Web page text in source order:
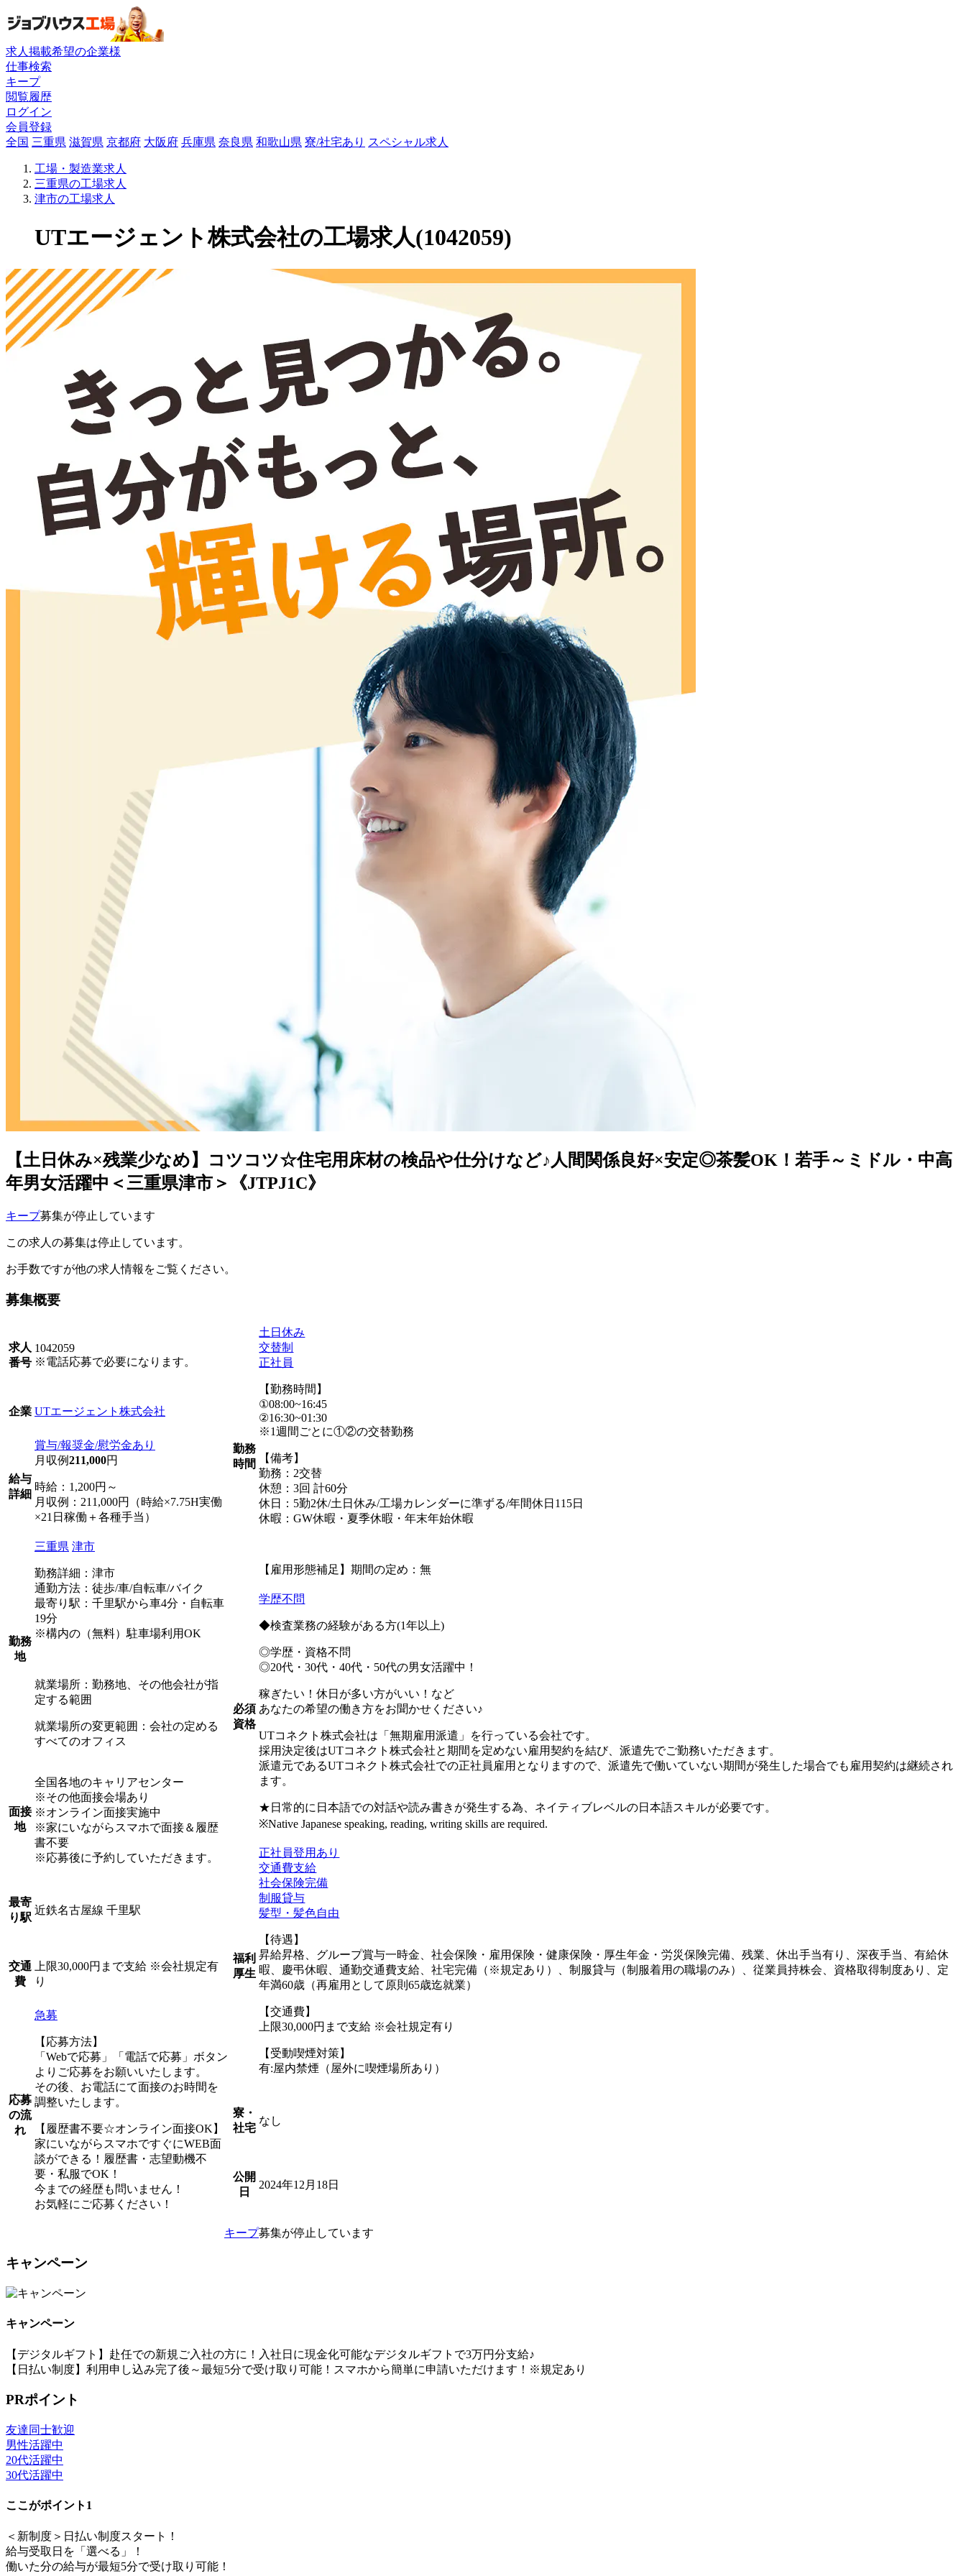
求人掲載希望の企業様
仕事検索
キープ
閲覧履歴
ログイン
会員登録
全国 三重県 滋賀県 京都府 大阪府 兵庫県 奈良県 和歌山県 寮/社宅あり スペシャル求人
工場・製造業求人
三重県の工場求人
津市の工場求人
UTエージェント株式会社の工場求人(1042059)
【土日休み×残業少なめ】コツコツ☆住宅用床材の検品や仕分けなど♪人間関係良好×安定◎茶髪OK！若手～ミドル・中高
年男女活躍中＜三重県津市＞《JTPJ1C》
キープ募集が停止しています
この求人の募集は停止しています。
お手数ですが他の求人情報をご覧ください。
募集概要
求人
番号
1042059
※電話応募で必要になります。
企業 UTエージェント株式会社
給与
詳細
賞与/報奨金/慰労金あり
月収例211,000円
時給：1,200円～
月収例：211,000円（時給×7.75H実働
×21日稼働＋各種手当）
勤務
地
三重県 津市
勤務詳細：津市
通勤方法：徒歩/車/自転車/バイク
最寄り駅：千里駅から車4分・自転車
19分
※構内の（無料）駐車場利用OK
就業場所：勤務地、その他会社が指
定する範囲
就業場所の変更範囲：会社の定める
すべてのオフィス
面接
地
全国各地のキャリアセンター
※その他面接会場あり
※オンライン面接実施中
※家にいながらスマホで面接＆履歴
書不要
※応募後に予約していただきます。
最寄
り駅
近鉄名古屋線 千里駅
交通
費
上限30,000円まで支給 ※会社規定有
り
応募
の流
れ
急募
【応募方法】
「Webで応募」「電話で応募」ボタン
よりご応募をお願いいたします。
その後、お電話にて面接のお時間を
調整いたします。
【履歴書不要☆オンライン面接OK】
家にいながらスマホですぐにWEB面
談ができる！履歴書・志望動機不
要・私服でOK！
今までの経歴も問いません！
お気軽にご応募ください！
勤務
時間
土日休み
交替制
正社員
【勤務時間】
①08:00~16:45
②16:30~01:30
※1週間ごとに①②の交替勤務
【備考】
勤務：2交替
休憩：3回 計60分
休日：5勤2休/土日休み/工場カレンダーに準ずる/年間休日115日
休暇：GW休暇・夏季休暇・年末年始休暇
【雇用形態補足】期間の定め：無
必須
資格
学歴不問
◆検査業務の経験がある方(1年以上)
◎学歴・資格不問
◎20代・30代・40代・50代の男女活躍中！
稼ぎたい！休日が多い方がいい！など
あなたの希望の働き方をお聞かせください♪
UTコネクト株式会社は「無期雇用派遣」を行っている会社です。
採用決定後はUTコネクト株式会社と期間を定めない雇用契約を結び、派遣先でご勤務いただきます。
派遣元であるUTコネクト株式会社での正社員雇用となりますので、派遣先で働いていない期間が発生した場合でも雇用契約は継続され
ます。
★日常的に日本語での対話や読み書きが発生する為、ネイティブレベルの日本語スキルが必要です。
※Native Japanese speaking, reading, writing skills are required.
福利
厚生
正社員登用あり
交通費支給
社会保険完備
制服貸与
髪型・髪色自由
【待遇】
昇給昇格、グループ賞与一時金、社会保険・雇用保険・健康保険・厚生年金・労災保険完備、残業、休出手当有り、深夜手当、有給休
暇、慶弔休暇、通勤交通費支給、社宅完備（※規定あり）、制服貸与（制服着用の職場のみ）、従業員持株会、資格取得制度あり、定
年満60歳（再雇用として原則65歳迄就業）
【交通費】
上限30,000円まで支給 ※会社規定有り
【受動喫煙対策】
有:屋内禁煙（屋外に喫煙場所あり）
寮・
社宅
なし
公開
日
2024年12月18日
キープ募集が停止しています
キャンペーン
キャンペーン
【デジタルギフト】赴任での新規ご入社の方に！入社日に現金化可能なデジタルギフトで3万円分支給♪
【日払い制度】利用申し込み完了後～最短5分で受け取り可能！スマホから簡単に申請いただけます！※規定あり
PRポイント
友達同士歓迎
男性活躍中
20代活躍中
30代活躍中
ここがポイント1
＜新制度＞日払い制度スタート！
給与受取日を「選べる」！
働いた分の給与が最短5分で受け取り可能！